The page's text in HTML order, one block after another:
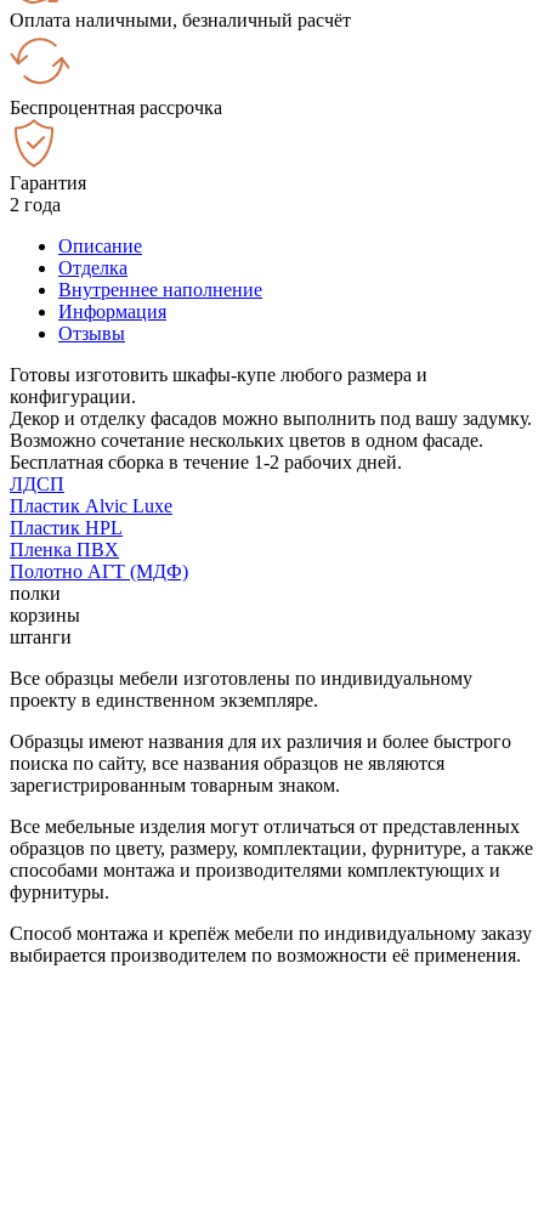
Оплата наличными, безналичный расчёт
Беспроцентная рассрочка
Гарантия
2 года
Описание
Отделка
Внутреннее наполнение
Информация
Отзывы
Готовы изготовить шкафы-купе любого размера и
конфигурации.
Декор и отделку фасадов можно выполнить под вашу задумку.
Возможно сочетание нескольких цветов в одном фасаде.
Бесплатная сборка в течение 1-2 рабочих дней.
ЛДСП
Пластик Alvic Luxe
Пластик HPL
Пленка ПВХ
Полотно АГТ (МДФ)
полки
корзины
штанги
Все образцы мебели изготовлены по индивидуальному
проекту в единственном экземпляре.
Образцы имеют названия для их различия и более быстрого
поиска по сайту, все названия образцов не являются
зарегистрированным товарным знаком.
Все мебельные изделия могут отличаться от представленных
образцов по цвету, размеру, комплектации, фурнитуре, а также
способами монтажа и производителями комплектующих и
фурнитуры.
Способ монтажа и крепёж мебели по индивидуальному заказу
выбирается производителем по возможности её применения.